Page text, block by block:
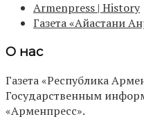
Armenpress | History
Газета «Айастани
О нас
Газета «Республика
Государственным
«Арменпресс».